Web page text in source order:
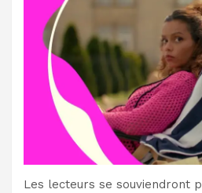
Les lecteurs se souviendront